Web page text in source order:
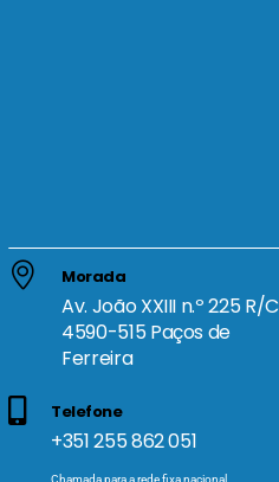
Morada
Av. João XXIII n.º 225 R/C
4590-515 Paços de
Ferreira
Telefone
+351 255 862 051
Chamada para a rede fixa nacional